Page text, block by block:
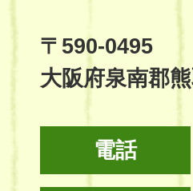
Site
〒590-0495
大阪府泉南郡
電話